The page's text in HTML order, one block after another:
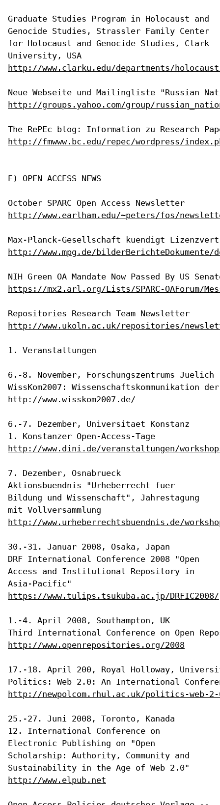
Graduate Studies Program in Holocaust and
Genocide Studies, Strassler Family Center
for Holocaust and Genocide Studies, Clark
University, USA
http://www.clarku.edu/departments/
http://groups.yahoo.com/group/
http://fmwww.bc.edu/repec/wordpress/
E) OPEN ACCESS NEWS
http://www.earlham.edu/~peters/fos/
http://www.mpg.de/
https://mx2.arl.org/Lists/SPARC-OAForum/
http://www.ukoln.ac.uk/repositories/
1. Veranstaltungen
6.-8. November, Forschungszentrums Juelich
http://www.wisskom2007.de/
6.-7. Dezember, Universitaet Konstanz
http://www.dini.de/veranstaltungen/
Aktionsbuendnis "Urheberrecht fuer
Bildung und Wissenschaft", Jahrestagung
mit Vollversammlung
http://www.urheberrechtsbuendnis.de/
DRF International Conference 2008 "Open
Access and Institutional Repository in
Asia-Pacific"
https://www.tulips.tsukuba.ac.jp/DRFIC2008/
1.-4. April 2008, Southampton, UK
http://www.openrepositories.org/2008
17.-18. April 200, Royal Holloway,
http://newpolcom.rhul.ac.uk/politics-web-2-
12. International Conference on
Electronic Publishing on "Open
Scholarship: Authority, Community and
Sustainability in the Age of Web 2.0"
http://www.elpub.net